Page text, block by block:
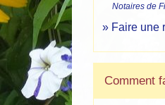
Notaires de
Faire une
Comment